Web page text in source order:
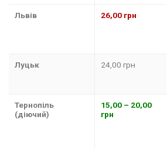
Львів 26,00 грн
Луцьк 24,00 грн
Тернопіль
(діючий)
15,00 – 20,00
грн